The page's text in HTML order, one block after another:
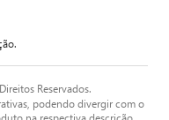
Reservados.
podendo divergir com o